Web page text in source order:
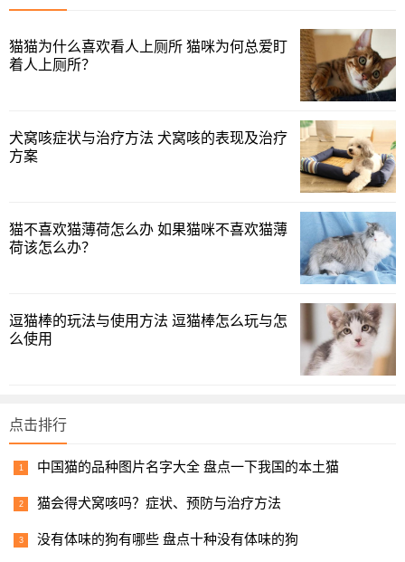
猪猪是一种很可爱的动物，但是体型太大，吃得太多。
不过，有一种猪，叫作茶杯猪，它是一种体型只有茶杯
大、十分可爱迷你的宠物猪。
不过，想要买茶杯猪的人可注意了，别买到仿冒的，不然
松狮蜥
一种很受欢迎的宠物蜥蜴，性格温顺，饲养较为容易。
猫猫为什么喜欢看人上厕所 猫咪为何总爱盯
着人上厕所？
犬窝咳症状与治疗方法 犬窝咳的表现及治疗
方案
猫不喜欢猫薄荷怎么办 如果猫咪不喜欢猫薄
荷该怎么办？
逗猫棒的玩法与使用方法 逗猫棒怎么玩与怎
么使用
点击排行
中国猫的品种图片名字大全 盘点一下我国的本土猫
猫会得犬窝咳吗？症状、预防与治疗方法
没有体味的狗有哪些 盘点十种没有体味的狗